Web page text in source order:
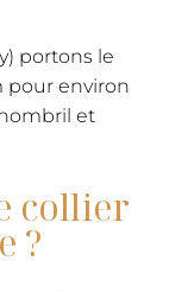
portons le
pour environ
et
collier
?